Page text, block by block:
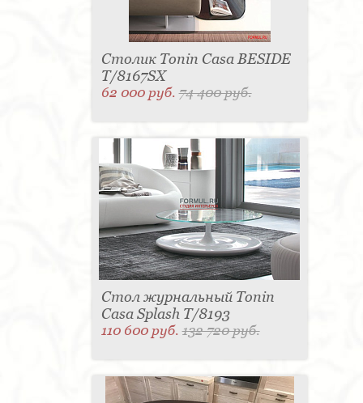
Столик Tonin Casa BESIDE
T/8167SX
62 000 руб.74 400 руб.
Стол журнальный Tonin
Casa Splash T/8193
110 600 руб.132 720 руб.